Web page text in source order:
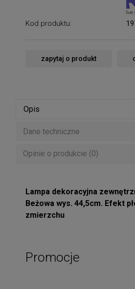
Kod produktu:
zapytaj o produkt
Opis
Dane techniczne
Opinie o produkcie (0)
Lampa dekoracyjna
Beżowa wys. 44,5cm. Efekt
zmierzchu
Promocje